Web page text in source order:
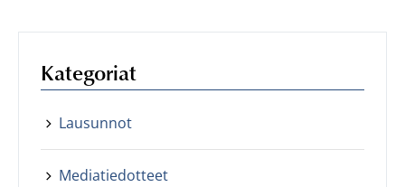
Kategoriat
Lausunnot
Mediatiedotteet